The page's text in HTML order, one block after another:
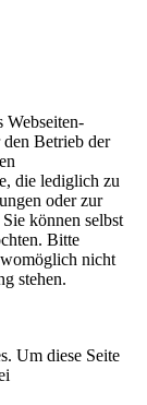
Webseiten-
Betrieb der
die lediglich zu
oder zur
können selbst
Bitte
nicht
stehen.
Um diese Seite